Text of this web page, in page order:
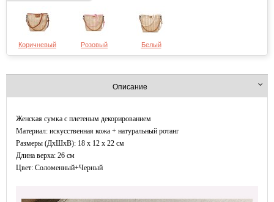
Коричневый Розовый Белый
Описание
Женская сумка с плетеным декорированием
Материал: искусственная кожа + натуральный ротанг
Размеры (ДxШхВ): 18 x 12 x 22 см
Длина верха: 26 см
Цвет: Соломенный+Черный